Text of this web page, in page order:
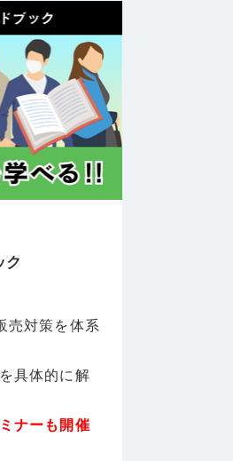
ク
売対策を体系
具体的に解
ナーも開催